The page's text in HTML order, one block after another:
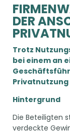
DER
Trotz
bei einem an
Hintergrund
Die Beteiligten
verdeckte